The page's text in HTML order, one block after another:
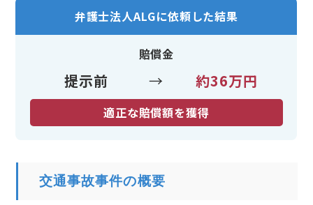
弁護士法人ALGに依頼した結果
賠償金
提示前 → 約36万円
適正な賠償額を獲得
交通事故事件の概要